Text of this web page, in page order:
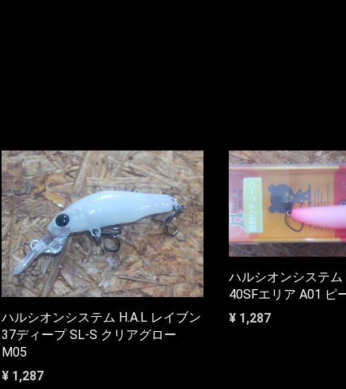
ハルシオンシステム H.A.L レイブン
37ディープ SL-S クリアグロー
M05
¥ 1,287
ハルシオンシステム
40SFエリア A01 ピ
¥ 1,287